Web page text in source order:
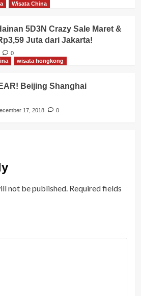
Wisata China
5D3N Crazy Sale Maret &
Juta dari Jakarta!
0
wisata hongkong
Beijing Shanghai
17, 2018 0
not be published. Required fields